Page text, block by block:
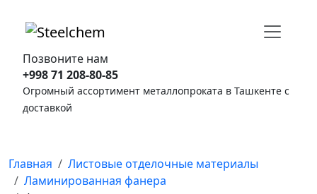
Позвоните нам
+998 71 208-80-85
Огромный ассортимент металлопроката в Ташкенте с
доставкой
Главная
Листовые отделочные материалы
Ламинированная фанера